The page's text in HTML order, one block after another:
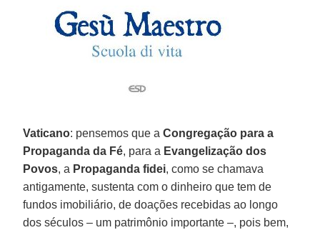
Vaticano: pensemos que aCongregação para a
Propaganda da Fé, para a Evangelização dos
Povos, a Propaganda fidei, como se chamava
antigamente, sustenta com o dinheiro que tem de
fundos imobiliário, de doações recebidas ao longo
dos séculos – um patrimônio importante –, pois bem,